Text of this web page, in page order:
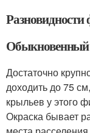
Достаточно
доходить до 75
крыльев у этого
Окраска бывает